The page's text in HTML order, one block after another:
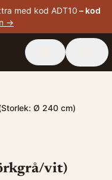
med kod ADT10 – kod
→
Ø 240 cm)
vit)